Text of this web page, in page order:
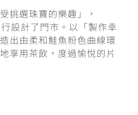
挑選珠寶的樂趣」，
設計了門市。以「製作幸
出由柔和鮭魚粉色曲線環
享用茶飲，度過愉悅的片